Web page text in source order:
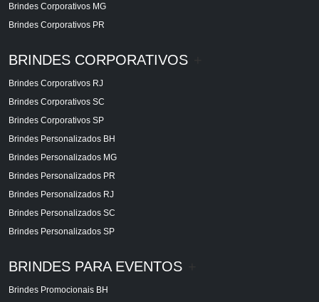
Brindes Corporativos MG
Brindes Corporativos PR
BRINDES CORPORATIVOS
Brindes Corporativos RJ
Brindes Corporativos SC
Brindes Corporativos SP
Brindes Personalizados BH
Brindes Personalizados MG
Brindes Personalizados PR
Brindes Personalizados RJ
Brindes Personalizados SC
Brindes Personalizados SP
BRINDES PARA EVENTOS
Brindes Promocionais BH